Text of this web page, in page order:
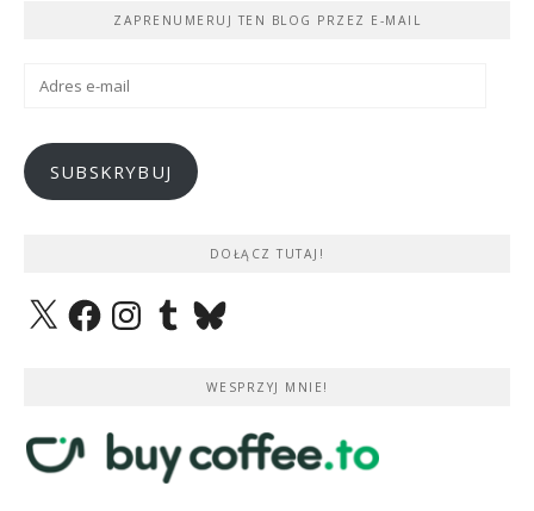
ZAPRENUMERUJ TEN BLOG PRZEZ E-MAIL
Adres
SUBSKRYBUJ
DOŁĄCZ TUTAJ!
X FacebookInstagramTumblrBluesky
WESPRZYJ MNIE!